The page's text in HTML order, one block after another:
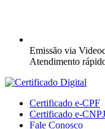
Emissão via
Atendimento
Certificado e-CPF
Certificado e-CNPJ
Fale Conosco